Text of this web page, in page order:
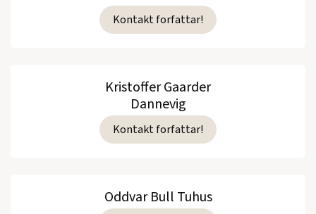
Kontakt forfattar!
Kristoffer Gaarder
Dannevig
Kontakt forfattar!
Oddvar Bull Tuhus